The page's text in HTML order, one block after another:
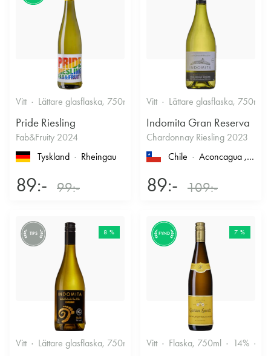
Vitt Lättare glasflaska, 750ml 12% Friskt & Fruktigt
Pride Riesling
Fab&Fruity 2024
Tyskland
Rheingau
89:- 99:-
Vitt Lättare glasflaska, 750ml
Indomita Gran Reserva
Chardonnay Riesling 2023
Chile
Aconcagua , Casablanca
89:- 109:-
TIPS 8 %
Vitt Lättare glasflaska, 750ml 12.5% Friskt & Fruktigt
FYND 7 %
Vitt Flaska, 750ml 14%